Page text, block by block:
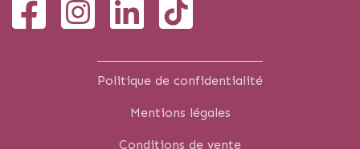
Politique de confidentialité
Mentions légales
Conditions de vente